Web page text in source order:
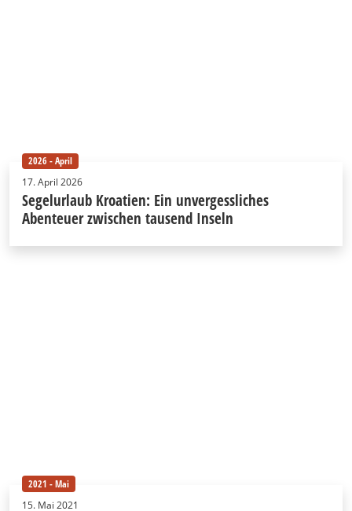
2026 - April
17. April 2026
Segelurlaub Kroatien: Ein unvergessliches
Abenteuer zwischen tausend Inseln
2021 - Mai
15. Mai 2021